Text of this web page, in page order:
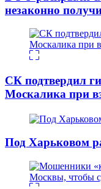
незаконно
СК подтвердил
Москалика при
Под Харьковом